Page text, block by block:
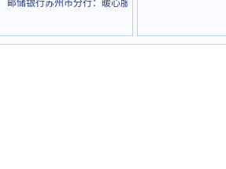
邮储银行苏州市分行：暖心服务助患者渡难关